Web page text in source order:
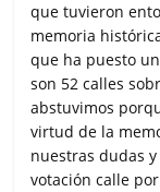
que tuvieron
memoria
que ha puesto
son 52 calles
abstuvimos
virtud de la
nuestras dudas
votación calle